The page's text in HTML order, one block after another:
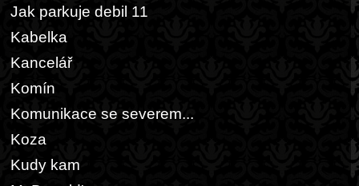
Jak parkuje debil 11
Kabelka
Kancelář
Komín
Komunikace se severem...
Koza
Kudy kam